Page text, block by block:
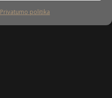
Privatumo politika